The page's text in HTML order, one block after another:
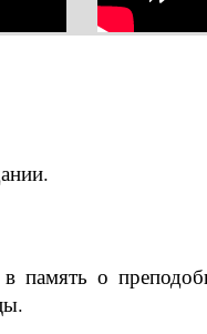
память о